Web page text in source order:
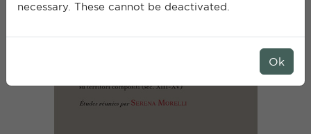
necessary. These cannot be deactivated.
Ok